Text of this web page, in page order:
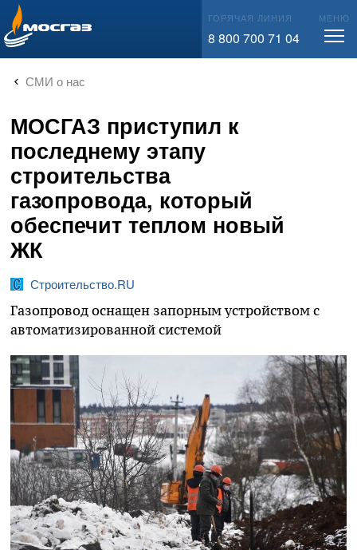
info@mos-gaz.ru ГОРЯЧАЯ ЛИНИЯ
8 800 700 71 04
МЕНЮ
СМИ о нас
МОСГАЗ приступил к
последнему этапу
строительства
газопровода, который
обеспечит теплом новый
ЖК
Строительство.RU
Газопровод оснащен запорным устройством с
автоматизированной системой